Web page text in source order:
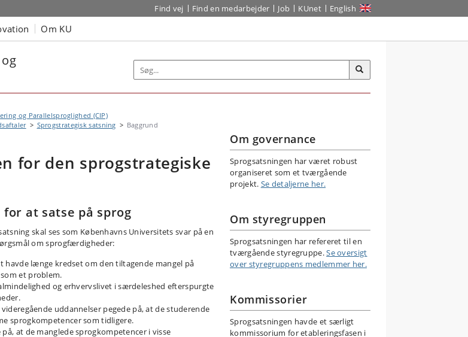
Find vej Find en medarbejder Job KUnet English
Om KU
og Parallelsproglighed (CIP)
Sprogstrategisk satsning Baggrund
for den sprogstrategiske
at satse på sprog
skal ses som Københavns Universitets svar på en
om sprogfærdigheder:
havde længe kredset om den tiltagende mangel på
et problem.
og erhvervslivet i særdeleshed efterspurgte
uddannelser pegede på, at de studerende
sprogkompetencer som tidligere.
at de manglede sprogkompetencer i visse
Om governance
Sprogsatsningen har været robust
organiseret som et tværgående
projekt. Se detaljerne her.
Om styregruppen
Sprogsatsningen har refereret til en
tværgående styregruppe.Se oversigt
over styregruppens medlemmer her.
Kommissorier
Sprogsatsningen havde et særligt
kommissorium for etableringsfasen i